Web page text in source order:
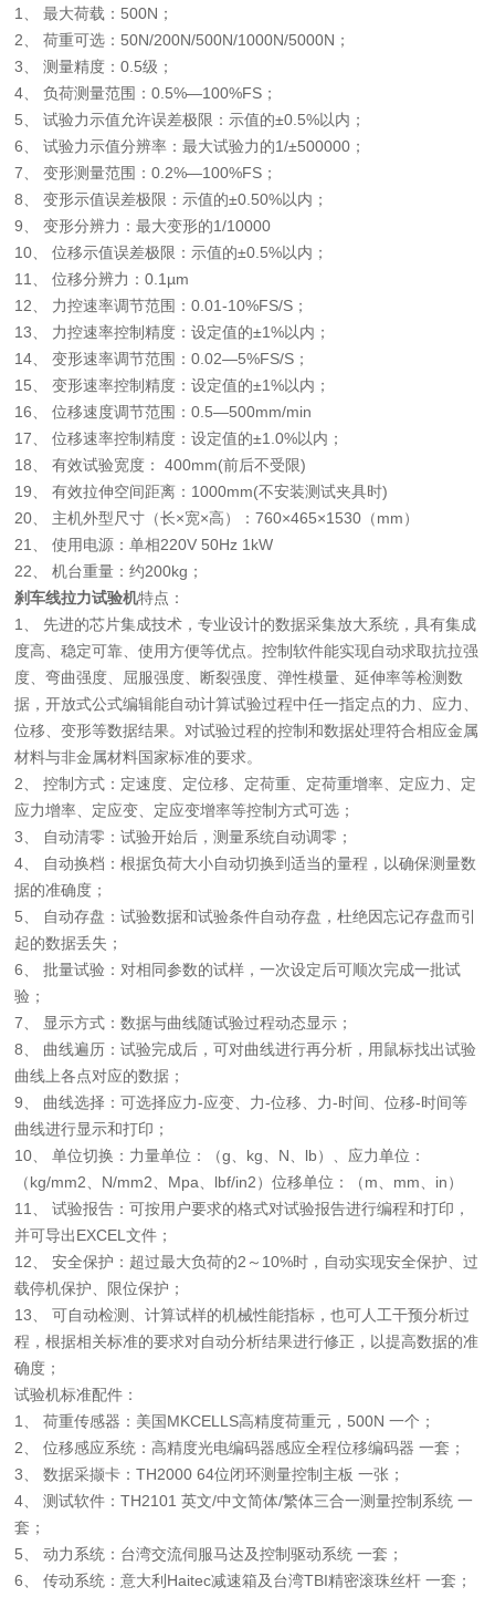
1、 最大荷载：500N；
2、 荷重可选：50N/200N/500N/1000N/5000N；
3、 测量精度：0.5级；
4、 负荷测量范围：0.5%—100%FS；
5、 试验力示值允许误差极限：示值的±0.5%以内；
6、 试验力示值分辨率：最大试验力的1/±500000；
7、 变形测量范围：0.2%—100%FS；
8、 变形示值误差极限：示值的±0.50%以内；
9、 变形分辨力：最大变形的1/10000
10、 位移示值误差极限：示值的±0.5%以内；
11、 位移分辨力：0.1µm
12、 力控速率调节范围：0.01-10%FS/S；
13、 力控速率控制精度：设定值的±1%以内；
14、 变形速率调节范围：0.02—5%FS/S；
15、 变形速率控制精度：设定值的±1%以内；
16、 位移速度调节范围：0.5—500mm/min
17、 位移速率控制精度：设定值的±1.0%以内；
18、 有效试验宽度： 400mm(前后不受限)
19、 有效拉伸空间距离：1000mm(不安装测试夹具时)
20、 主机外型尺寸（长×宽×高）：760×465×1530（mm）
21、 使用电源：单相220V 50Hz 1kW
22、 机台重量：约200kg；
刹车线拉力试验机特点：
1、 先进的芯片集成技术，专业设计的数据采集放大系统，具有集成
度高、稳定可靠、使用方便等优点。控制软件能实现自动求取抗拉强
度、弯曲强度、屈服强度、断裂强度、弹性模量、延伸率等检测数
据，开放式公式编辑能自动计算试验过程中任一指定点的力、应力、
位移、变形等数据结果。对试验过程的控制和数据处理符合相应金属
材料与非金属材料国家标准的要求。
2、 控制方式：定速度、定位移、定荷重、定荷重增率、定应力、定
应力增率、定应变、定应变增率等控制方式可选；
3、 自动清零：试验开始后，测量系统自动调零；
4、 自动换档：根据负荷大小自动切换到适当的量程，以确保测量数
据的准确度；
5、 自动存盘：试验数据和试验条件自动存盘，杜绝因忘记存盘而引
起的数据丢失；
6、 批量试验：对相同参数的试样，一次设定后可顺次完成一批试
验；
7、 显示方式：数据与曲线随试验过程动态显示；
8、 曲线遍历：试验完成后，可对曲线进行再分析，用鼠标找出试验
曲线上各点对应的数据；
9、 曲线选择：可选择应力-应变、力-位移、力-时间、位移-时间等
曲线进行显示和打印；
10、 单位切换：力量单位：（g、kg、N、lb）、应力单位：
（kg/mm2、N/mm2、Mpa、lbf/in2）位移单位：（m、mm、in）
11、 试验报告：可按用户要求的格式对试验报告进行编程和打印，
并可导出EXCEL文件；
12、 安全保护：超过最大负荷的2～10%时，自动实现安全保护、过
载停机保护、限位保护；
13、 可自动检测、计算试样的机械性能指标，也可人工干预分析过
程，根据相关标准的要求对自动分析结果进行修正，以提高数据的准
确度；
试验机标准配件：
1、 荷重传感器：美国MKCELLS高精度荷重元，500N 一个；
2、 位移感应系统：高精度光电编码器感应全程位移编码器 一套；
3、 数据采撷卡：TH2000 64位闭环测量控制主板 一张；
4、 测试软件：TH2101 英文/中文简体/繁体三合一测量控制系统 一
套；
5、 动力系统：台湾交流伺服马达及控制驱动系统 一套；
6、 传动系统：意大利Haitec减速箱及台湾TBI精密滚珠丝杆 一套；